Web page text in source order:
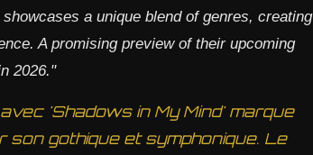
a unique blend of genres, creating
A promising preview of their upcoming
2026."
'Shadows in My Mind' marque
gothique et symphonique. Le